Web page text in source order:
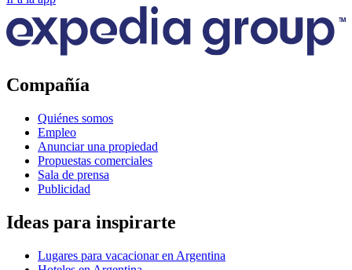
Compañía
Quiénes somos
Empleo
Anunciar una propiedad
Propuestas comerciales
Sala de prensa
Publicidad
Ideas para inspirarte
Lugares para vacacionar en Argentina